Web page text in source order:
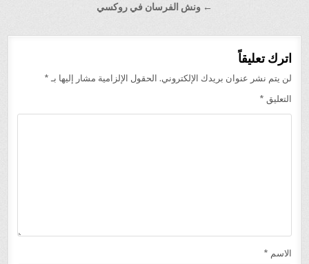
← ونش الفرسان في روكسي
اترك تعليقاً
لن يتم نشر عنوان بريدك الإلكتروني. الحقول الإلزامية مشار إليها بـ *
التعليق *
الاسم *